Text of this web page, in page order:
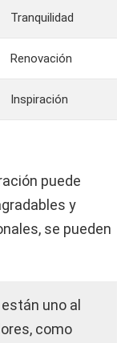
Tranquilidad
Renovación
Inspiración
puede
y
se pueden
uno al
como